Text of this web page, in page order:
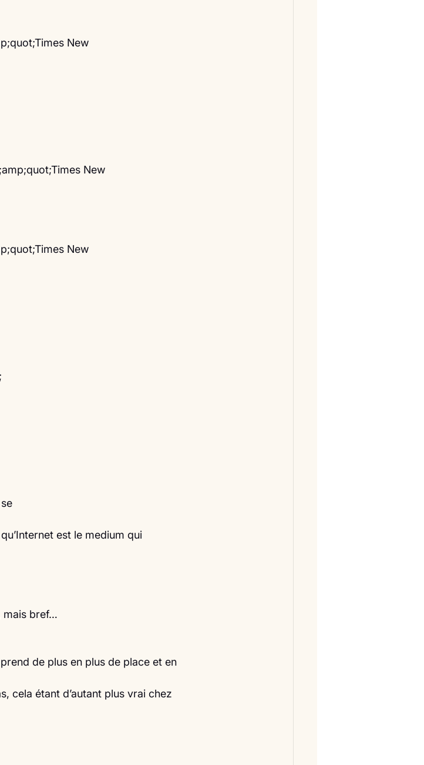
New
New
New
est le medium qui
mais bref…
de plus en plus de place et en
cela étant d’autant plus vrai chez